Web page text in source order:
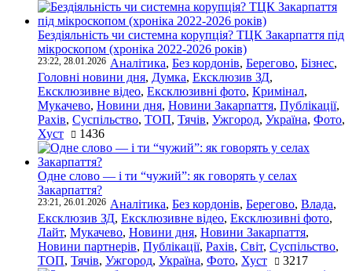
Бездіяльність чи системна корупція? ТЦК Закарпаття під
мікроскопом (хроніка 2022-2026 років)
23:22, 28.01.2026 Аналітика, Без кордонів, Берегово, Бізнес,
Головні новини дня, Думка, Ексклюзив ЗД,
Ексклюзивне відео, Ексклюзивні фото, Кримінал,
Мукачево, Новини дня, Новини Закарпаття, Публікації,
Рахів, Суспільство, ТОП, Тячів, Ужгород, Україна, Фото,
Хуст
1436
Одне слово — і ти “чужий”: як говорять у селах
Закарпаття?
23:21, 26.01.2026 Аналітика, Без кордонів, Берегово, Влада,
Ексклюзив ЗД, Ексклюзивне відео, Ексклюзивні фото,
Лайт, Мукачево, Новини дня, Новини Закарпаття,
Новини партнерів, Публікації, Рахів, Світ, Суспільство,
ТОП, Тячів, Ужгород, Україна, Фото, Хуст 3217